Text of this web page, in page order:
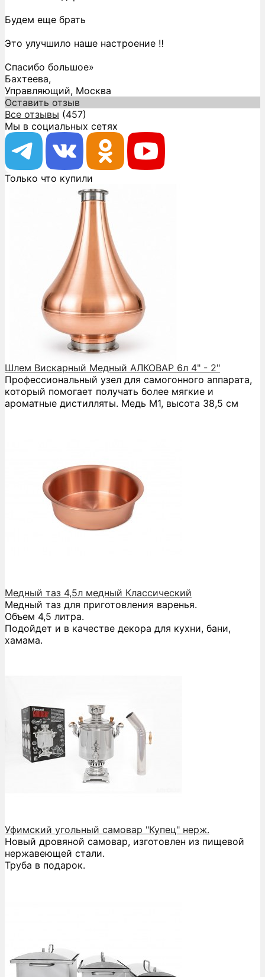
Будем еще брать
Это улучшило наше настроение ‼️
Спасибо большое»
Бахтеева,
Управляющий, Москва
Оставить отзыв
Все отзывы (457)
Мы в социальных сетях
Только что купили
Шлем Вискарный Медный АЛКОВАР 6л 4" - 2"
Профессиональный узел для самогонного аппарата,
который помогает получать более мягкие и
ароматные дистилляты. Медь М1, высота 38,5 см
Медный таз 4,5л медный Классический
Медный таз для приготовления варенья.
Объем 4,5 литра.
Подойдет и в качестве декора для кухни, бани,
хамама.
Уфимский угольный самовар "Купец" нерж.
Новый дровяной самовар, изготовлен из пищевой
нержавеющей стали.
Труба в подарок.